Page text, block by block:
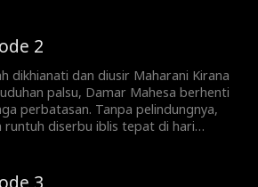
musuh dan mendirikan dinasti baru,
menuju keabadian langit.
2
dikhianati dan diusir Maharani Kirana
palsu, Damar Mahesa berhenti
perbatasan. Tanpa pelindungnya,
runtuh diserbu iblis tepat di hari
musuh dan mendirikan dinasti baru,